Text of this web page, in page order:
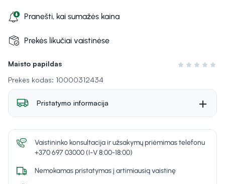
Maisto papildas
Įvertinimas 0
Prekės kodas: 10000312434
Pranešti, kai sumažės kaina
Prekės likučiai vaistinėse
Pristatymo informacija
Vaistininko konsultacija ir užsakymų priėmimas telefonu
+370 697 03000 (I-V 8:00-18:00)
Nemokamas pristatymas į artimiausią vaistinę